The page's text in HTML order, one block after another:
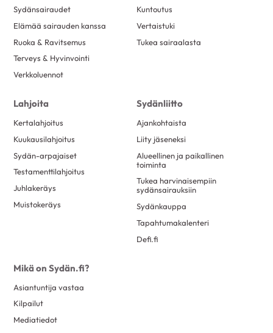
Sydänsairaudet
Elämää sairauden kanssa
Ruoka & Ravitsemus
Terveys & Hyvinvointi
Verkkoluennot
Kuntoutus
Vertaistuki
Tukea sairaalasta
Lahjoita
Kertalahjoitus
Kuukausilahjoitus
Sydän-arpajaiset
Testamenttilahjoitus
Juhlakeräys
Muistokeräys
Sydänliitto
Ajankohtaista
Liity jäseneksi
Alueellinen ja paikallinen
toiminta
Tukea harvinaisempiin
sydänsairauksiin
Sydänkauppa
Tapahtumakalenteri
Defi.fi
Mikä on Sydän.fi?
Asiantuntija vastaa
Kilpailut
Mediatiedot